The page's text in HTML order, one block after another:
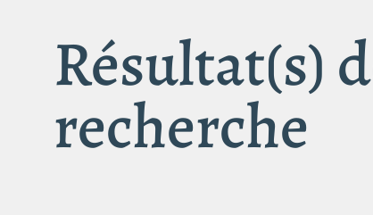
Résultat(s)
recherche